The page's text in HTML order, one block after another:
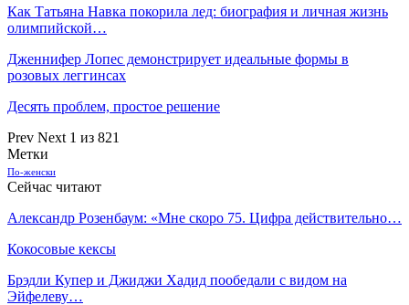
Как Татьяна Навка покорила лед: биография и личная жизнь
олимпийской…
Дженнифер Лопес демонстрирует идеальные формы в
розовых леггинсах
Десять проблем, простое решение
Prev Next 1 из 821
Метки
По-женски
Сейчас читают
Александр Розенбаум: «Мне скоро 75. Цифра действительно…
Кокосовые кексы
Брэдли Купер и Джиджи Хадид пообедали с видом на
Эйфелеву…